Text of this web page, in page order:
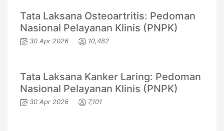
Tata Laksana Osteoartritis: Pedoman
Nasional Pelayanan Klinis (PNPK)
30 Apr 2026 10,482
Tata Laksana Kanker Laring: Pedoman
Nasional Pelayanan Klinis (PNPK)
30 Apr 2026 7,101